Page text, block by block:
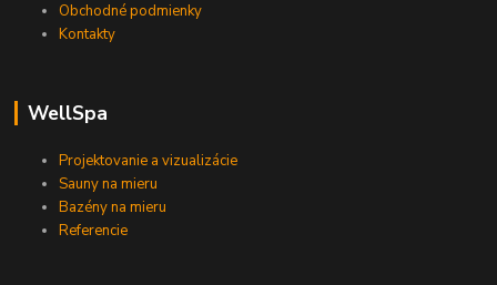
Obchodné podmienky
Kontakty
WellSpa
Projektovanie a vizualizácie
Sauny na mieru
Bazény na mieru
Referencie